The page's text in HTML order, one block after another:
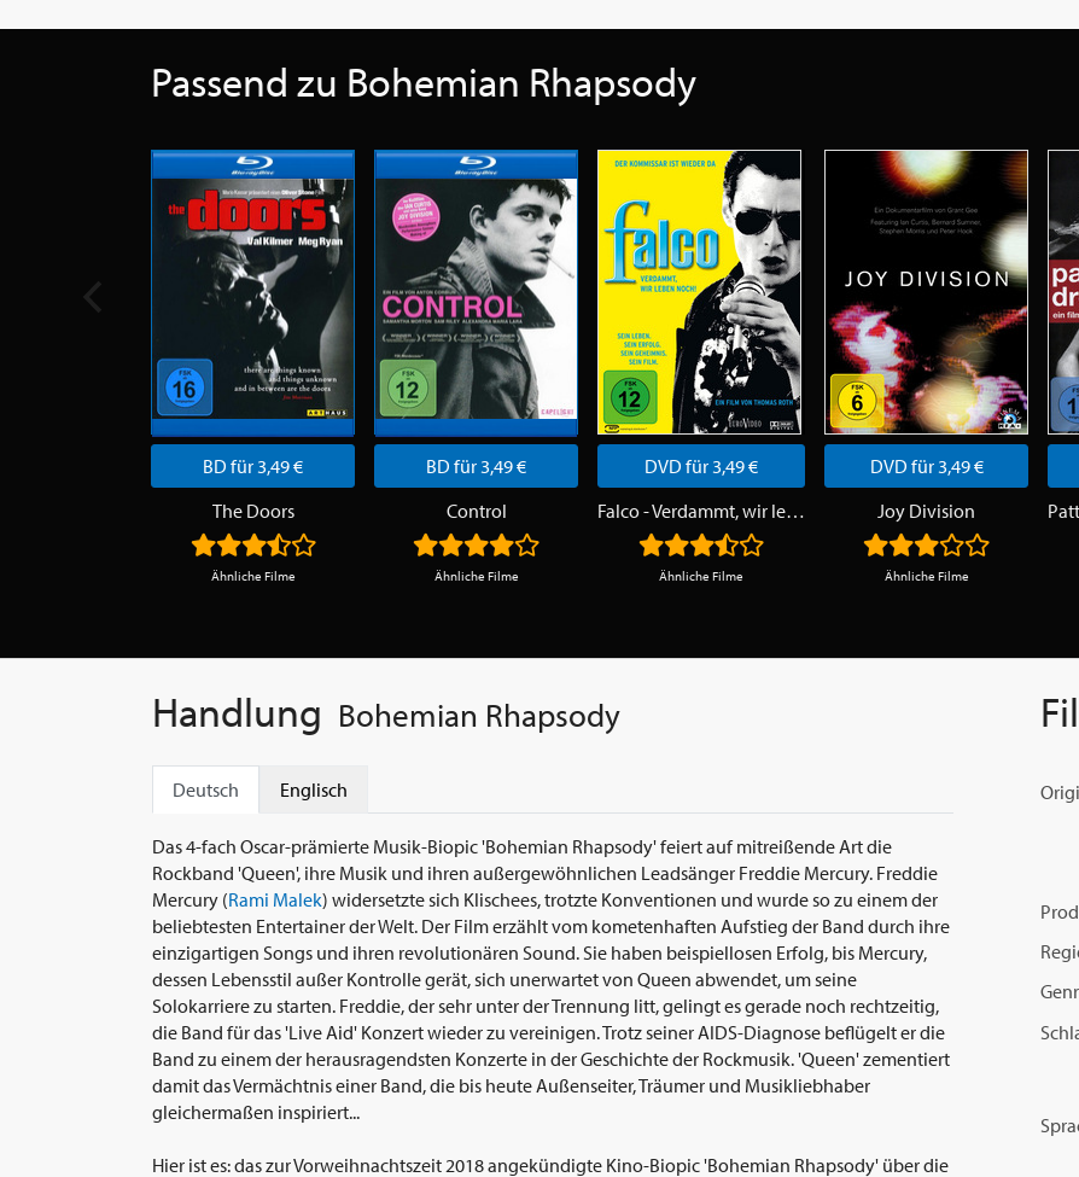
Passend zu Bohemian Rhapsody
BD für 3,49 €
The Doors
Ähnliche Filme
BD für 3,49 €
Control
Ähnliche Filme
DVD für 3,49 €
Falco - Verdammt, wir leben noch!
Ähnliche Filme
DVD für 3,49 €
Joy Division
Ähnliche Filme
Handlung Bohemian Rhapsody
Deutsch Englisch
Das 4-fach Oscar-prämierte Musik-Biopic 'Bohemian Rhapsody' feiert auf mitreißende Art die
Rockband 'Queen', ihre Musik und ihren außergewöhnlichen Leadsänger Freddie Mercury. Freddie
Mercury (Rami Malek) widersetzte sich Klischees, trotzte Konventionen und wurde so zu einem der
beliebtesten Entertainer der Welt. Der Film erzählt vom kometenhaften Aufstieg der Band durch ihre
einzigartigen Songs und ihren revolutionären Sound. Sie haben beispiellosen Erfolg, bis Mercury,
dessen Lebensstil außer Kontrolle gerät, sich unerwartet von Queen abwendet, um seine
Solokarriere zu starten. Freddie, der sehr unter der Trennung litt, gelingt es gerade noch rechtzeitig,
die Band für das 'Live Aid' Konzert wieder zu vereinigen. Trotz seiner AIDS-Diagnose beflügelt er die
Band zu einem der herausragendsten Konzerte in der Geschichte der Rockmusik. 'Queen' zementiert
damit das Vermächtnis einer Band, die bis heute Außenseiter, Träumer und Musikliebhaber
gleichermaßen inspiriert...
Hier ist es: das zur Vorweihnachtszeit 2018 angekündigte Kino-Biopic 'Bohemian Rhapsody' über die